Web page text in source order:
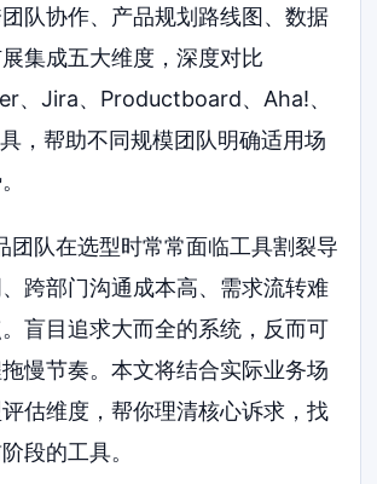
队协作、产品规划路线图、数据
集成五大维度，深度对比
、Jira、Productboard、Aha!、
，帮助不同规模团队明确适用场
团队在选型时常常面临工具割裂导
跨部门沟通成本高、需求流转难
盲目追求大而全的系统，反而可
慢节奏。本文将结合实际业务场
估维度，帮你理清核心诉求，找
段的工具。